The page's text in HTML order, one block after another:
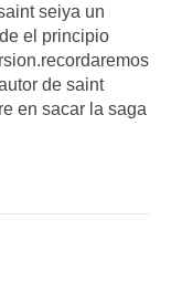
seiya un
el principio
de saint
en sacar la saga